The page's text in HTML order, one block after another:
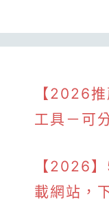
【2026
工具－可
【2026
載網站，